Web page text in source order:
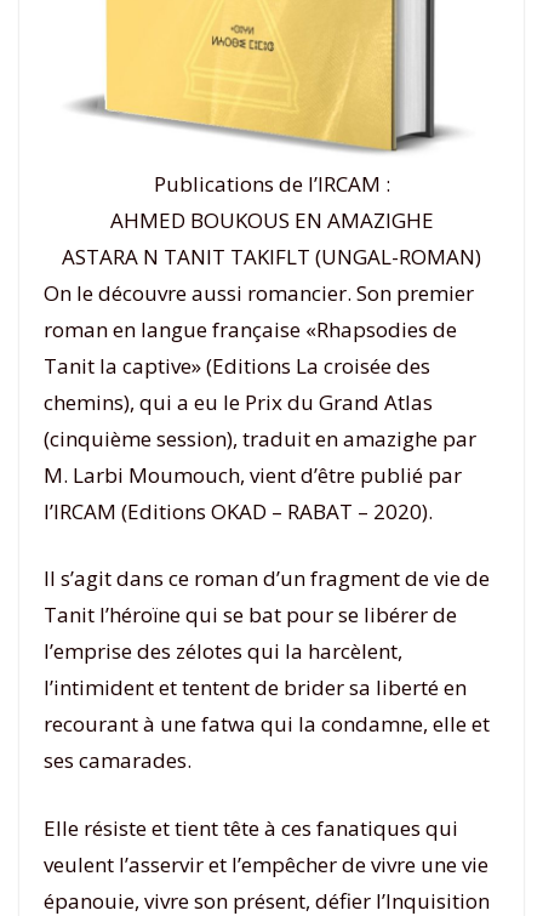
Publications de l’IRCAM :
AHMED BOUKOUS EN AMAZIGHE
ASTARA N TANIT TAKIFLT (UNGAL-ROMAN)
On le découvre aussi romancier. Son premier
roman en langue française «Rhapsodies de
Tanit la captive» (Editions La croisée des
chemins), qui a eu le Prix du Grand Atlas
(cinquième session), traduit en amazighe par
M. Larbi Moumouch, vient d’être publié par
l’IRCAM (Editions OKAD – RABAT – 2020).
Il s’agit dans ce roman d’un fragment de vie de
Tanit l’héroïne qui se bat pour se libérer de
l’emprise des zélotes qui la harcèlent,
l’intimident et tentent de brider sa liberté en
recourant à une fatwa qui la condamne, elle et
ses camarades.
Elle résiste et tient tête à ces fanatiques qui
veulent l’asservir et l’empêcher de vivre une vie
épanouie, vivre son présent, défier l’Inquisition